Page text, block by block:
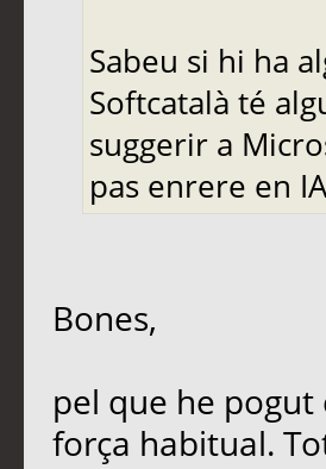
Sabeu si hi ha
Softcatalà té
suggerir a
pas enrere en
Bones,
pel que he
força habitual.